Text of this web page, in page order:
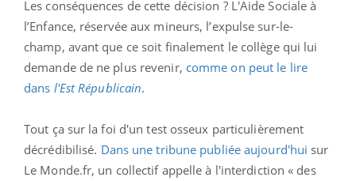
Les conséquences de cette décision ? L'Aide Sociale à
l’Enfance, réservée aux mineurs, l’expulse sur-le-
champ, avant que ce soit finalement le collège qui lui
demande de ne plus revenir, comme on peut le lire
dans l'Est Républicain.
Tout ça sur la foi d'un test osseux particulièrement
décrédibilisé. Dans une tribune publiée aujourd'hui sur
Le Monde.fr, un collectif appelle à l'interdiction « des